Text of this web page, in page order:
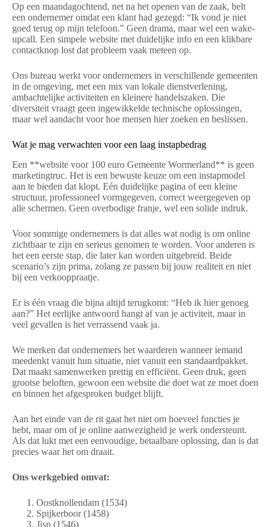
Op een maandagochtend, net na het openen van de zaak, belt
een ondernemer omdat een klant had gezegd: “Ik vond je niet
goed terug op mijn telefoon.” Geen drama, maar wel een wake-
upcall. Een simpele website met duidelijke info en een klikbare
contactknop lost dat probleem vaak meteen op.
Ons bureau werkt voor ondernemers in verschillende gemeenten
in de omgeving, met een mix van lokale dienstverlening,
ambachtelijke activiteiten en kleinere handelszaken. Die
diversiteit vraagt geen ingewikkelde technische oplossingen,
maar wel aandacht voor hoe mensen hier zoeken en beslissen.
Wat je mag verwachten voor een laag instapbedrag
Een **website voor 100 euro Gemeente Wormerland** is geen
marketingtruc. Het is een bewuste keuze om een instapmodel
aan te bieden dat klopt. Eén duidelijke pagina of een kleine
structuur, professioneel vormgegeven, correct weergegeven op
alle schermen. Geen overbodige franje, wel een solide indruk.
Voor sommige ondernemers is dat alles wat nodig is om online
zichtbaar te zijn en serieus genomen te worden. Voor anderen is
het een eerste stap, die later kan worden uitgebreid. Beide
scenario’s zijn prima, zolang ze passen bij jouw realiteit en niet
bij een verkooppraatje.
Er is één vraag die bijna altijd terugkomt: “Heb ik hier genoeg
aan?” Het eerlijke antwoord hangt af van je activiteit, maar in
veel gevallen is het verrassend vaak ja.
We merken dat ondernemers het waarderen wanneer iemand
meedenkt vanuit hun situatie, niet vanuit een standaardpakket.
Dat maakt samenwerken prettig en efficiënt. Geen druk, geen
grootse beloften, gewoon een website die doet wat ze moet doen
en binnen het afgesproken budget blijft.
Aan het einde van de rit gaat het niet om hoeveel functies je
hebt, maar om of je online aanwezigheid je werk ondersteunt.
Als dat lukt met een eenvoudige, betaalbare oplossing, dan is dat
precies waar het om draait.
Ons werkgebied omvat:
Oostknollendam (1534)
Spijkerboor (1458)
Jisp (1546)